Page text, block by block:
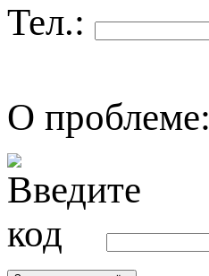
Тел.:
О проблеме: